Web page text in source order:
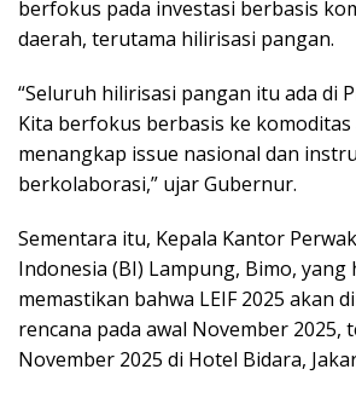
berfokus pada investasi berbasis
daerah, terutama hilirisasi pangan.
“Seluruh hilirisasi pangan itu ada di
Kita berfokus berbasis ke
menangkap issue nasional dan
berkolaborasi,” ujar Gubernur.
Sementara itu, Kepala Kantor
Indonesia (BI) Lampung, Bimo, yang
memastikan bahwa LEIF 2025 akan
rencana pada awal November 2025,
November 2025 di Hotel Bidara,